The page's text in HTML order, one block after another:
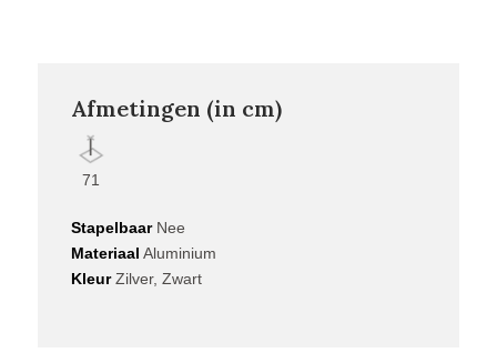
Afmetingen (in cm)
71
StapelbaarNee
Materiaal Aluminium
KleurZilver, Zwart